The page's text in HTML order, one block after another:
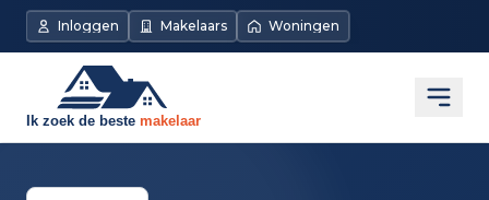
Direct naar de inhoud
Inloggen Makelaars Woningen